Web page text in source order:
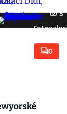
5
0